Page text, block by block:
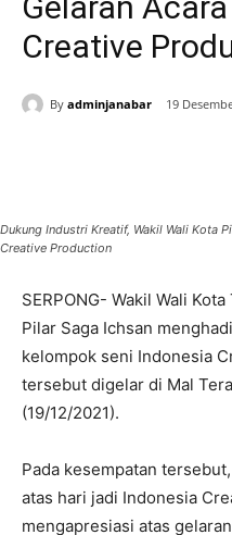
Creative
By adminjanabar 19
Dukung Industri Kreatif, Wakil Wali Kota
Creative Production
SERPONG- Wakil Wali
Pilar Saga Ichsan
kelompok seni Indonesia
tersebut digelar di Mal
(19/12/2021).
Pada kesempatan
atas hari jadi Indonesia
mengapresiasi atas